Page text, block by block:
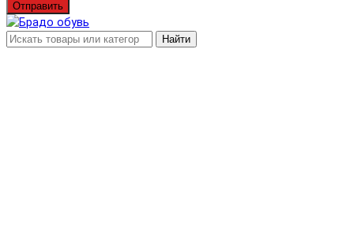
Отправить
Найти